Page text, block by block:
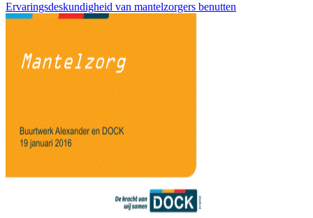
Ervaringsdeskundigheid van mantelzorgers benutten